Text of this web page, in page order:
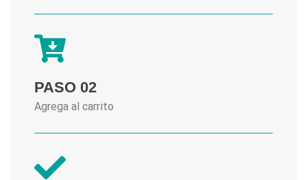
PASO 02
Agrega al carrito